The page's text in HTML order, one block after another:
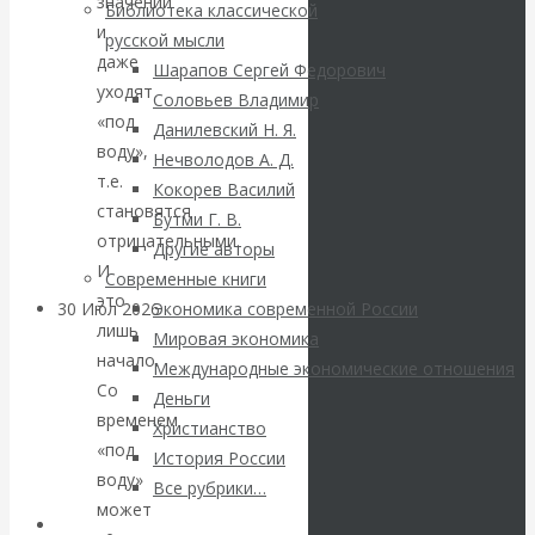
Библиотека классической
русской мысли
Шарапов Сергей Федорович
Соловьев Владимир
Данилевский Н. Я.
Нечволодов А. Д.
Кокорев Василий
Бутми Г. В.
Другие авторы
Современные книги
Экономика современной России
Мировая экономика
Международные экономические отношения
Деньги
Христианство
История России
Все рубрики…
ВАлентин
Катасонов.
Саммит НАТО в
Турции: Drang
nach Osten
30 Июл 2026Банки
Валентин
Катасонов. Кто
определяет
и
даже
уходят
«под
воду»,
т.е.
становятся
отрицательными.
И
это
лишь
начало.
Со
временем
«под
воду»
может